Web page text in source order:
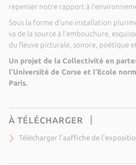
repenser notre rapport à
Sous la forme d’une installation
va de la source à l’embouchure,
du fleuve picturale, sonore, poétique
Un projet de la Collectivité en
l’Université de Corse et l’Ecole
Paris.
À TÉLÉCHARGER
Télécharger l'aaffiche de